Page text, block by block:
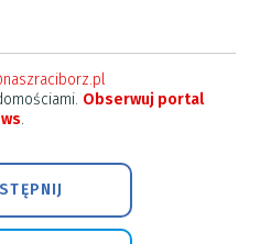
Obserwuj portal
.